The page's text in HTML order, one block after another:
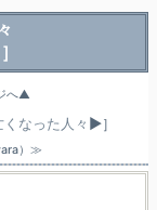
へ▲
なった人々 ▶］
）≫